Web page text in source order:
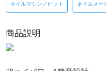
ネイルマシン／ビット ネイルメー
商品説明